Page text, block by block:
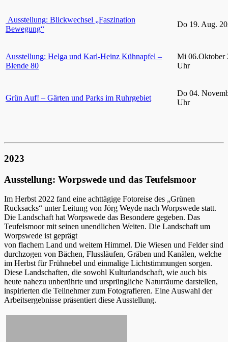
Ausstellung: Blickwechsel „Faszination
Bewegung“
Do 19. Aug.
Ausstellung: Helga und Karl-Heinz Kühnapfel –
Blende 80
Mi 06.Oktober
Uhr
Grün Auf! – Gärten und Parks im Ruhrgebiet
Do 04.
Uhr
2023
Ausstellung: Worpswede und das Teufelsmoor
Im Herbst 2022 fand eine achttägige Fotoreise des „Grünen
Rucksacks“ unter Leitung von Jörg Weyde nach Worpswede statt.
Die Landschaft hat Worpswede das Besondere gegeben. Das
Teufelsmoor mit seinen unendlichen Weiten. Die Landschaft um
Worpswede ist geprägt
von flachem Land und weitem Himmel. Die Wiesen und Felder sind
durchzogen von Bächen, Flussläufen, Gräben und Kanälen, welche
im Herbst für Frühnebel und einmalige Lichtstimmungen sorgen.
Diese Landschaften, die sowohl Kulturlandschaft, wie auch bis
heute nahezu unberührte und ursprüngliche Naturräume darstellen,
inspirierten die Teilnehmer zum Fotografieren. Eine Auswahl der
Arbeitsergebnisse präsentiert diese Ausstellung.